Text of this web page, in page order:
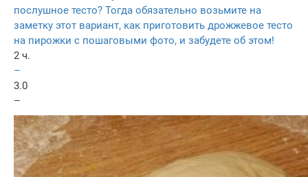
послушное тесто? Тогда обязательно возьмите на
заметку этот вариант, как приготовить дрожжевое тесто
на пирожки с пошаговыми фото, и забудете об этом!
2 ч.
–
3.0
–